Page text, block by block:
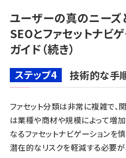
ユーザーの真のニーズ
SEOとファセットナビ
ガイド（続き）
ステップ4 技術的な手
ファセット分類は非常に複雑で
は業種や商材や規模によって増加
なるファセットナビゲーションを
潜在的なリスクを軽減する必要が